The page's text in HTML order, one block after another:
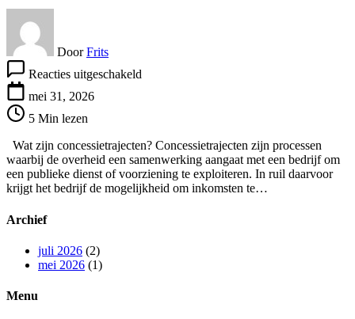
DoorFrits
Reacties uitgeschakeldConcessietrajecten
ondernemers
mei 31, 2026
5 Min lezen
Wat zijn concessietrajecten? Concessietrajecten zijn processen
waarbij de overheid een samenwerking aangaat met een bedrijf om
een publieke dienst of voorziening te exploiteren. In ruil daarvoor
krijgt het bedrijf de mogelijkheid om inkomsten te…
Archief
juli 2026 (2)
mei 2026 (1)
Menu